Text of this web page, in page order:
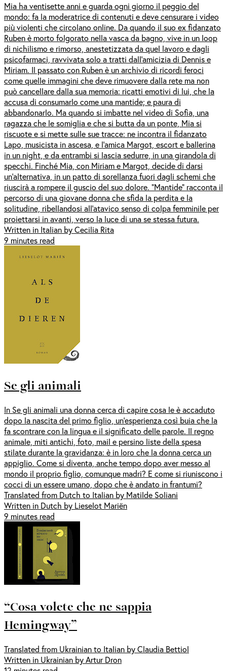
Mia ha ventisette anni e guarda ogni giorno il peggio del
mondo: fa la moderatrice di contenuti e deve censurare i video
più violenti che circolano online. Da quando il suo ex fidanzato
Ruben è morto folgorato nella vasca da bagno, vive in un loop
di nichilismo e rimorso, anestetizzata da quel lavoro e dagli
psicofarmaci, ravvivata solo a tratti dall’amicizia di Dennis e
Miriam. Il passato con Ruben è un archivio di ricordi feroci
come quelle immagini che deve rimuovere dalla rete ma non
può cancellare dalla sua memoria: ricatti emotivi di lui, che la
accusa di consumarlo come una mantide; e paura di
abbandonarlo. Ma quando si imbatte nel video di Sofia, una
ragazza che le somiglia e che si butta da un ponte, Mia si
riscuote e si mette sulle sue tracce: ne incontra il fidanzato
Lapo, musicista in ascesa, e l’amica Margot, escort e ballerina
in un night, e da entrambi si lascia sedurre, in una girandola di
specchi. Finché Mia, con Miriam e Margot, decide di darsi
un’alternativa, in un patto di sorellanza fuori dagli schemi che
riuscirà a rompere il guscio del suo dolore. “Mantide” racconta il
percorso di una giovane donna che sfida la perdita e la
solitudine, ribellandosi all’atavico senso di colpa femminile per
proiettarsi in avanti, verso la luce di una se stessa futura.
Written in Italian by Cecilia Rita
9 minutes read
Se gli animali
In Se gli animali una donna cerca di capire cosa le è accaduto
dopo la nascita del primo figlio, un’esperienza così buia che la
fa scontrare con la lingua e il significato delle parole. Il regno
animale, miti antichi, foto, mail e persino liste della spesa
stilate durante la gravidanza: è in loro che la donna cerca un
appiglio. Come si diventa, anche tempo dopo aver messo al
mondo il proprio figlio, comunque madri? E come si riuniscono i
cocci di un essere umano, dopo che è andato in frantumi?
Translated from Dutch to Italian by Matilde Soliani
Written in Dutch by Lieselot Mariën
9 minutes read
“Cosa volete che ne sappia
Hemingway”
Translated from Ukrainian to Italian by Claudia Bettiol
Written in Ukrainian by Artur Dron